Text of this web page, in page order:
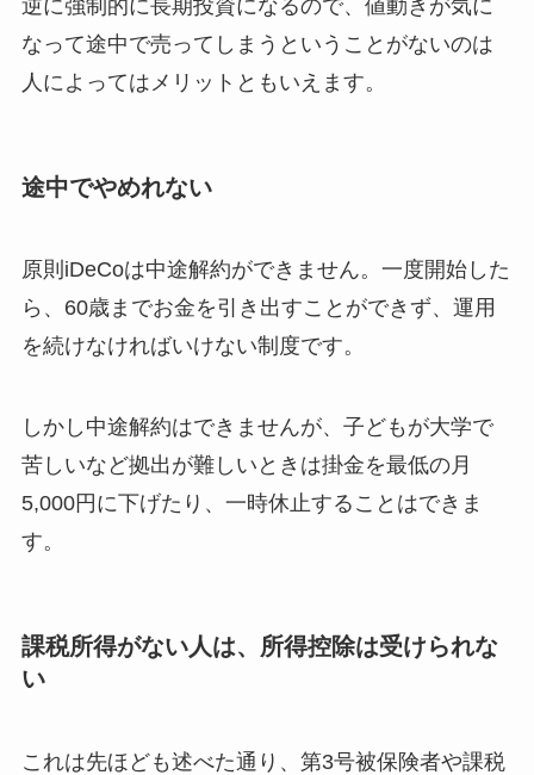
逆に強制的に長期投資になるので、値動きが気に
なって途中で売ってしまうということがないのは
人によってはメリットともいえます。
途中でやめれない
原則iDeCoは中途解約ができません。一度開始した
ら、60歳までお金を引き出すことができず、運用
を続けなければいけない制度です。
しかし中途解約はできませんが、子どもが大学で
苦しいなど拠出が難しいときは掛金を最低の月
5,000円に下げたり、一時休止することはできま
す。
課税所得がない人は、所得控除は受けられな
い
これは先ほども述べた通り、第3号被保険者や課税